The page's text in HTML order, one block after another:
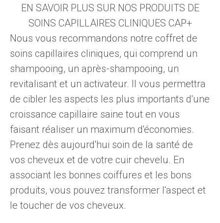
EN SAVOIR PLUS SUR NOS PRODUITS DE
SOINS CAPILLAIRES CLINIQUES CAP+
Nous vous recommandons notre coffret de
soins capillaires cliniques, qui comprend un
shampooing, un après-shampooing, un
revitalisant et un activateur. Il vous permettra
de cibler les aspects les plus importants d'une
croissance capillaire saine tout en vous
faisant réaliser un maximum d'économies.
Prenez dès aujourd'hui soin de la santé de
vos cheveux et de votre cuir chevelu. En
associant les bonnes coiffures et les bons
produits, vous pouvez transformer l'aspect et
le toucher de vos cheveux.